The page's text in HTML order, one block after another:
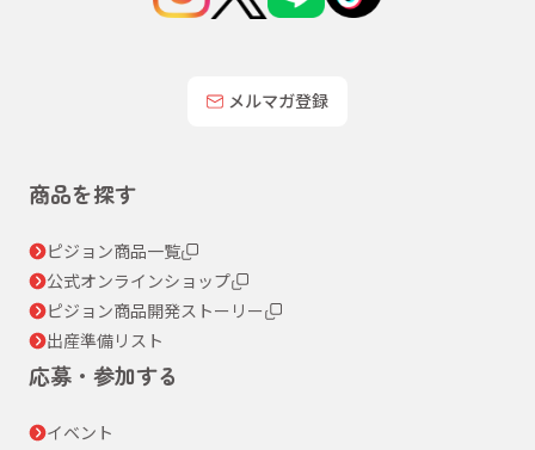
メルマガ登録
商品を探す
ピジョン商品一覧
公式オンラインショップ
ピジョン商品開発ストーリー
出産準備リスト
応募・参加する
イベント